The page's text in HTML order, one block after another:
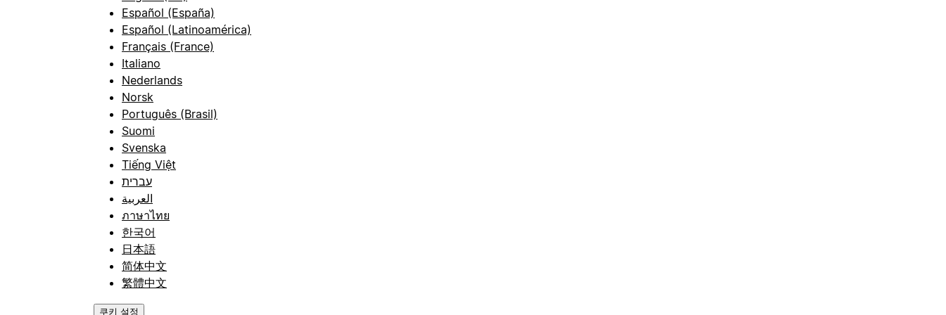
Español (España)
Español (Latinoamérica)
Français (France)
Italiano
Nederlands
Norsk
Português (Brasil)
Suomi
Svenska
Tiếng Việt
עברית
العربية
ภาษาไทย
한국어
日本語
简体中文
繁體中文
쿠키 설정